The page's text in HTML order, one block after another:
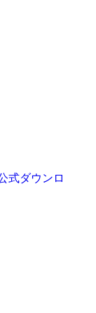
式ダウンロ